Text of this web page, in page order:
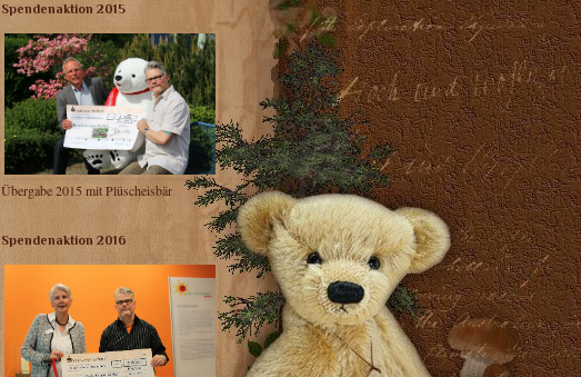
Spendenaktion 2015
Übergabe 2015 mit Plüscheisbär
Spendenaktion 2016